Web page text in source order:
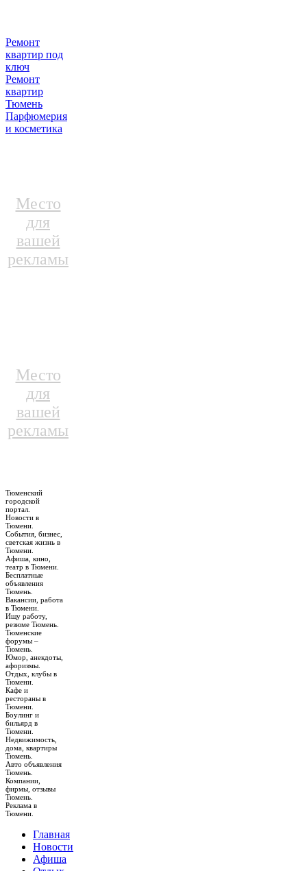
Ремонт
квартир под
ключ
Ремонт
квартир
Тюмень
Парфюмерия
и косметика
Место
для
вашей
рекламы
Место
для
вашей
рекламы
Тюменский
городской
портал.
Новости в
Тюмени.
События, бизнес,
светская жизнь в
Тюмени.
Афиша, кино,
театр в Тюмени.
Бесплатные
объявления
Тюмень.
Вакансии, работа
в Тюмени.
Ищу работу,
резюме Тюмень.
Тюменские
форумы –
Тюмень.
Юмор, анекдоты,
афоризмы.
Отдых, клубы в
Тюмени.
Кафе и
рестораны в
Тюмени.
Боулинг и
бильярд в
Тюмени.
Недвижимость,
дома, квартиры
Тюмень.
Авто объявления
Тюмень.
Компании,
фирмы, отзывы
Тюмень.
Реклама в
Тюмени.
Главная
Новости
Афиша